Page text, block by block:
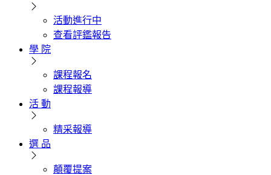
活動進行中
查看評鑑報告
學 院
課程報名
課程報導
活 動
精采報導
選 品
顛覆提案